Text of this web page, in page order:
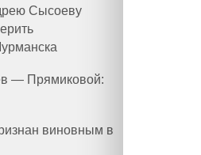
Сысоеву
— Прямиковой:
виновным в